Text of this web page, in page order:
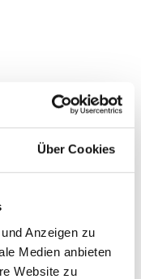
Über Cookies
Anzeigen zu
Medien anbieten
Website zu